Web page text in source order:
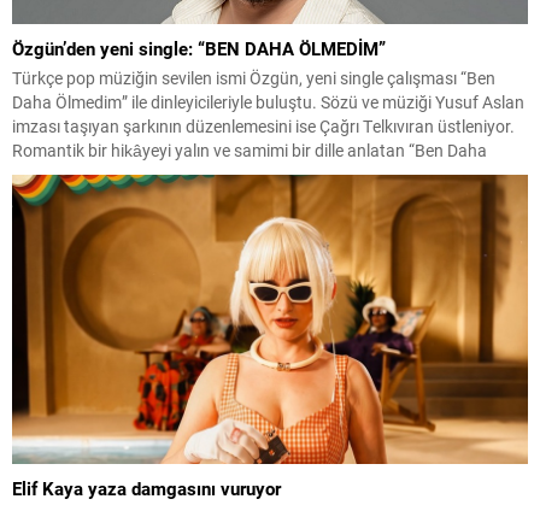
Özgün’den yeni single: “BEN DAHA ÖLMEDİM”
Türkçe pop müziğin sevilen ismi Özgün, yeni single çalışması “Ben
Daha Ölmedim” ile dinleyicileriyle buluştu. Sözü ve müziği Yusuf Aslan
imzası taşıyan şarkının düzenlemesini ise Çağrı Telkıvıran üstleniyor.
Romantik bir hikâyeyi yalın ve samimi bir dille anlatan “Ben Daha
Ölmedim”, beklemekten vazgeçmeyen ve sevgisini her şeye rağmen
içinde yaşatmaya devam...
Elif Kaya yaza damgasını vuruyor